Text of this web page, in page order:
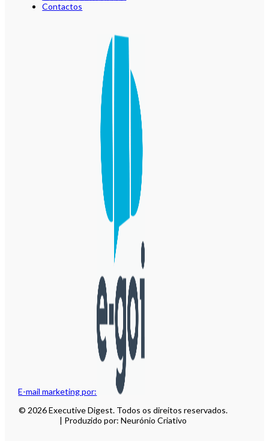
E-mail marketing por:
Contactos
© 2026 Executive Digest. Todos os direitos reservados.
| Produzido por: Neurónio Criativo